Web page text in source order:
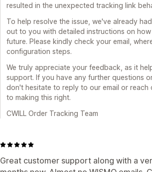
resulted in the unexpected tracking link
To help resolve the issue, we've already
out to you with detailed instructions on
future. Please kindly check your email,
configuration steps.
We truly appreciate your feedback, as it
support. If you have any further questions
don't hesitate to reply to our email or reach
to making this right.
CWILL Order Tracking Team
Great customer support along with a